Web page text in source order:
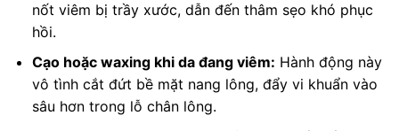
nốt viêm bị trầy xước, dẫn đến thâm sẹo khó phục
hồi.
Cạo hoặc waxing khi da đang viêm: Hành động này
vô tình cắt đứt bề mặt nang lông, đẩy vi khuẩn vào
sâu hơn trong lỗ chân lông.